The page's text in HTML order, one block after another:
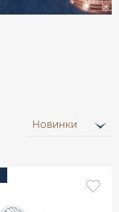
Новинки